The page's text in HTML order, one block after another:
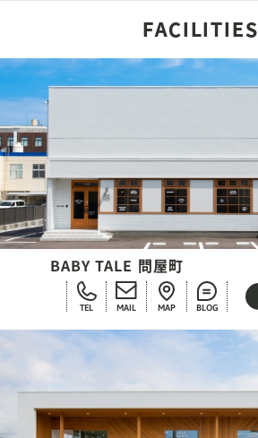
FACILITIES
BABY TALE 問屋町
TEL MAIL MAP BLOG